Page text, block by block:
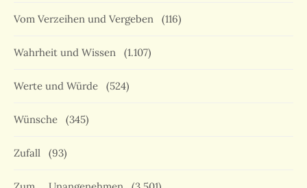
Vom Verzeihen und Vergeben (116)
Wahrheit und Wissen (1.107)
Werte und Würde (524)
Wünsche (345)
Zufall (93)